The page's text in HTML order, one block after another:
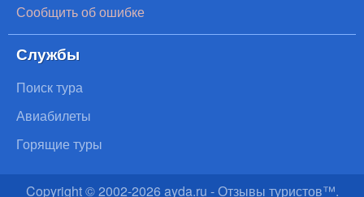
Сообщить об ошибке
Службы
Поиск тура
Авиабилеты
Горящие туры
Copyright © 2002-2026 ayda.ru - Отзывы туристов™.